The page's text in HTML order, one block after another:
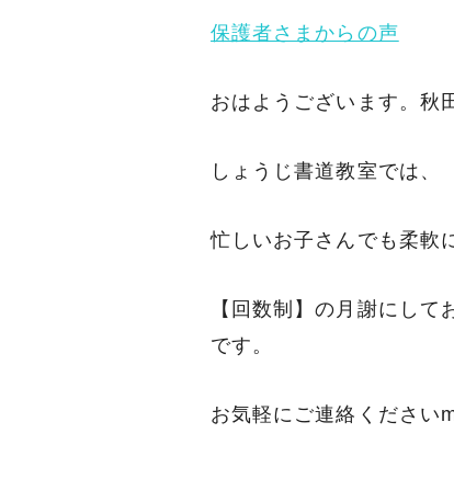
保護者さまからの声
おはようございます。秋
しょうじ書道教室では、
忙しいお子さんでも柔軟
【回数制】の月謝にし
です。
お気軽にご連絡ください